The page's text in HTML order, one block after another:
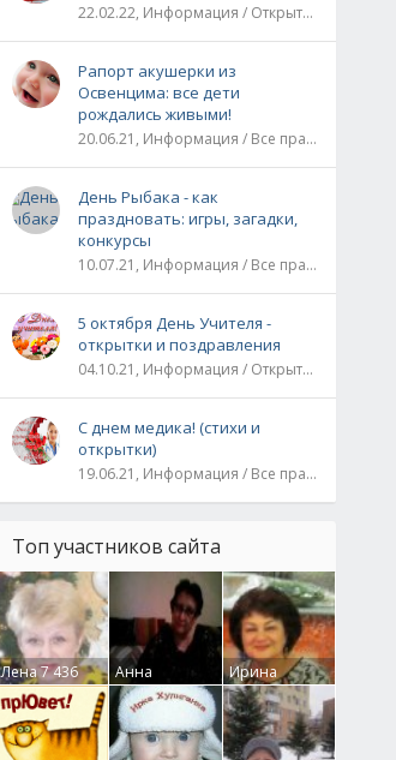
22.02.22, Информация / Открытки / Все праздники
Рапорт акушерки из
Освенцима: все дети
рождались живыми!
20.06.21, Информация / Все праздники / Рассказы и истории
День Рыбака - как
праздновать: игры, загадки,
конкурсы
10.07.21, Информация / Все праздники
5 октября День Учителя -
открытки и поздравления
04.10.21, Информация / Открытки / Все праздники
С днем медика! (стихи и
открытки)
19.06.21, Информация / Все праздники
Топ участников сайта
Лена7 436
Анна
Гумлевая0
Ирина
Бруцкая41